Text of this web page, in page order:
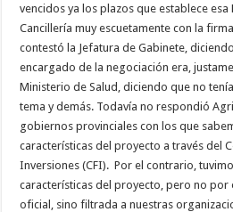
vencidos ya los plazos que establece esa
Cancillería muy escuetamente con la
contestó la Jefatura de Gabinete,
encargado de la negociación era,
Ministerio de Salud, diciendo que no
tema y demás. Todavía no respondió
gobiernos provinciales con los que
características del proyecto a través del
Inversiones (CFI). Por el contrario,
características del proyecto, pero no por
oficial, sino filtrada a nuestras